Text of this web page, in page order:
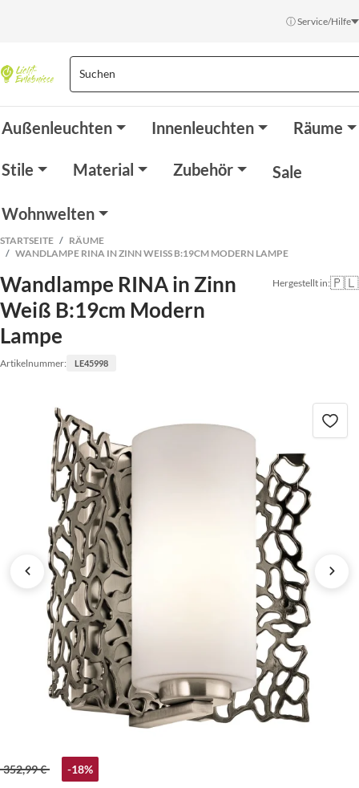
ⓘ Service/Hilfe
Außenleuchten Innenleuchten Räume
Stile Material Zubehör Sale
Wohnwelten
STARTSEITE
RÄUME
WANDLAMPE RINA IN ZINN WEISS B:19CM MODERN LAMPE
Wandlampe RINA in Zinn
Weiß B:19cm Modern
Lampe
Artikelnummer: LE45998
Hergestellt in:🇵🇱
352,99 € -18%